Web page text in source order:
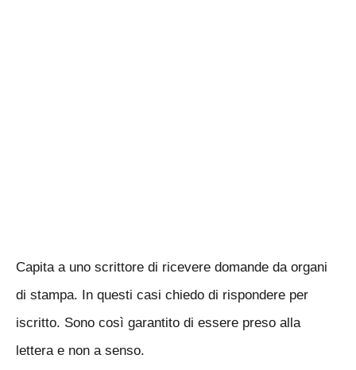
Capita a uno scrittore di ricevere domande da organi
di stampa. In questi casi chiedo di rispondere per
iscritto. Sono così garantito di essere preso alla
lettera e non a senso.